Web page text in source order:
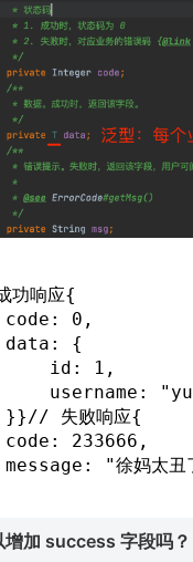
e
w
i
n
d
o
w
功响应{
0,
{
1,
失败响应{
233666,
"徐妈太丑
增加 success 字段吗？